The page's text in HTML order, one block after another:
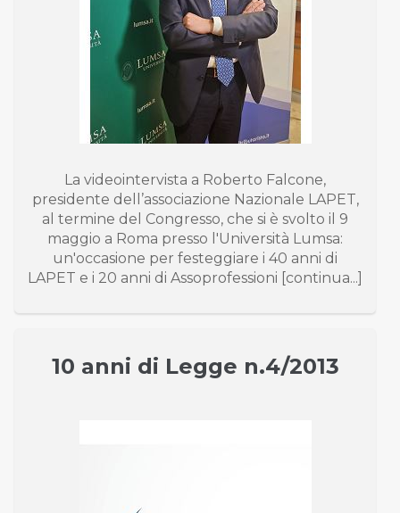
La videointervista a Roberto Falcone,
presidente dell’associazione Nazionale LAPET,
al termine del Congresso, che si è svolto il 9
maggio a Roma presso l'Università Lumsa:
un'occasione per festeggiare i 40 anni di
LAPET e i 20 anni di Assoprofessioni [continua...]
10 anni di Legge n.4/2013